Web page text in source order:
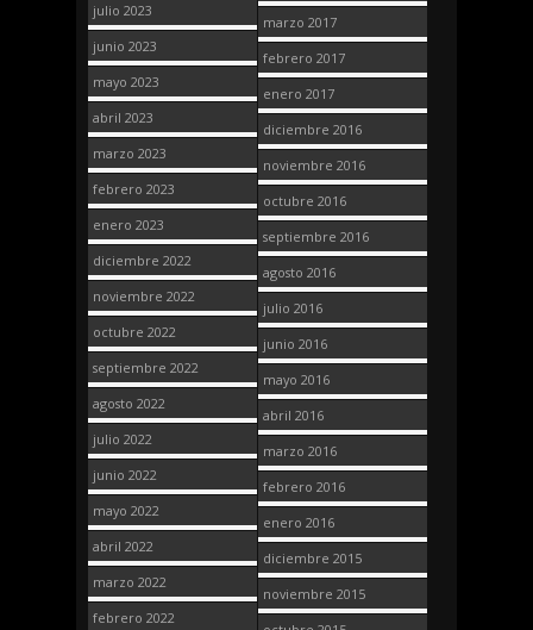
julio 2023
junio 2023
mayo 2023
abril 2023
marzo 2023
febrero 2023
enero 2023
diciembre 2022
noviembre 2022
octubre 2022
septiembre 2022
agosto 2022
julio 2022
junio 2022
mayo 2022
abril 2022
marzo 2022
febrero 2022
marzo 2017
febrero 2017
enero 2017
diciembre 2016
noviembre 2016
octubre 2016
septiembre 2016
agosto 2016
julio 2016
junio 2016
mayo 2016
abril 2016
marzo 2016
febrero 2016
enero 2016
diciembre 2015
noviembre 2015